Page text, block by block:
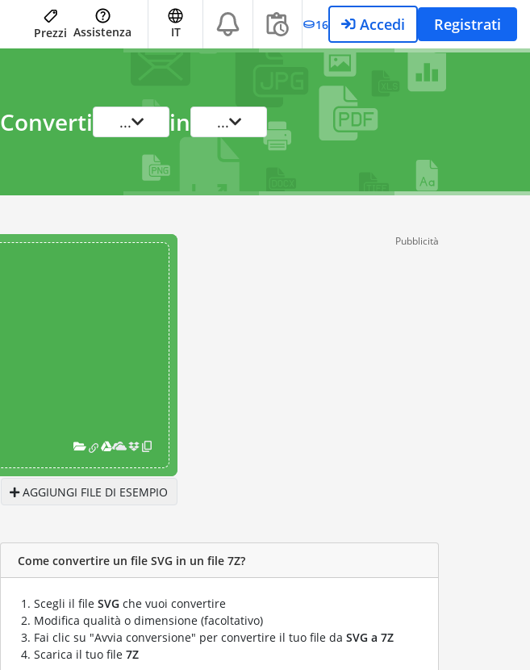
Prezzi Assistenza IT 16 Accedi Registrati
Converti ... in ...
AGGIUNGI FILE DI ESEMPIO
Pubblicità
Come convertire un file SVG in un file 7Z?
Scegli il file SVG che vuoi convertire
Modifica qualità o dimensione (facoltativo)
Fai clic su "Avvia conversione" per convertire il tuo file da SVG a 7Z
Scarica il tuo file 7Z